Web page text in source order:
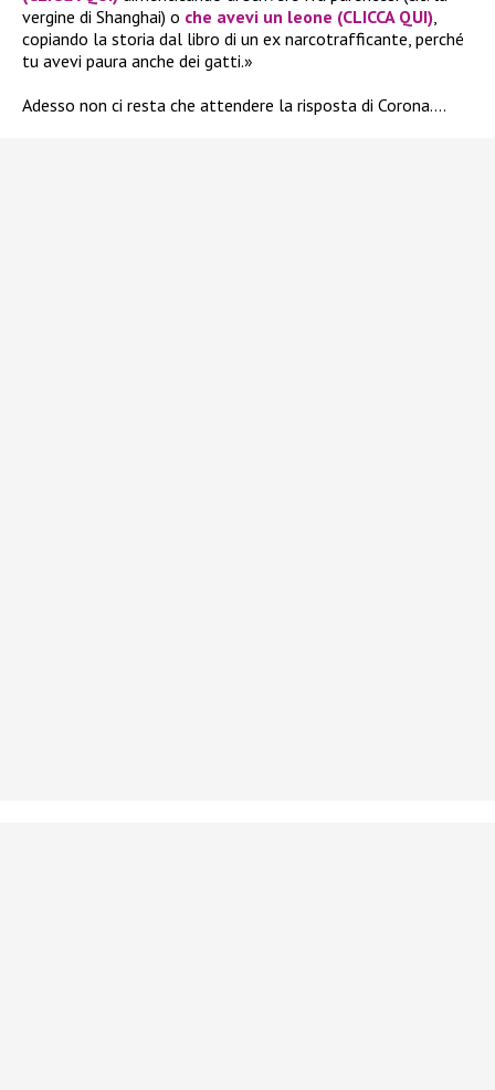
vergine di Shanghai) o che avevi un leone (CLICCA QUI)
copiando la storia dal libro di un ex narcotrafficante, perché
tu avevi paura anche dei gatti.»
Adesso non ci resta che attendere la risposta di Corona….